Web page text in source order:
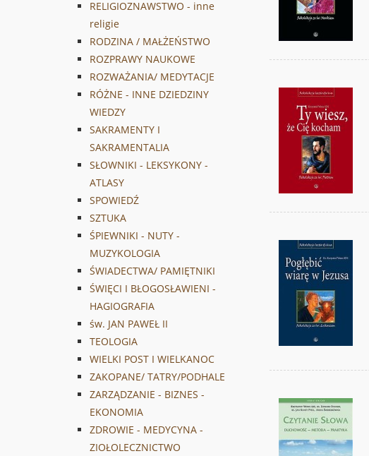
RELIGIOZNAWSTWO - inne
religie
RODZINA / MAŁŻEŃSTWO
ROZPRAWY NAUKOWE
ROZWAŻANIA/ MEDYTACJE
RÓŻNE - INNE DZIEDZINY
WIEDZY
SAKRAMENTY I
SAKRAMENTALIA
SŁOWNIKI - LEKSYKONY -
ATLASY
SPOWIEDŹ
SZTUKA
ŚPIEWNIKI - NUTY -
MUZYKOLOGIA
ŚWIADECTWA/ PAMIĘTNIKI
ŚWIĘCI I BŁOGOSŁAWIENI -
HAGIOGRAFIA
św. JAN PAWEŁ II
TEOLOGIA
WIELKI POST I WIELKANOC
ZAKOPANE/ TATRY/PODHALE
ZARZĄDZANIE - BIZNES -
EKONOMIA
ZDROWIE - MEDYCYNA -
ZIOŁOLECZNICTWO